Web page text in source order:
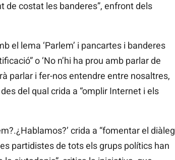
de costat les banderes”, enfront dels
el lema ‘Parlem’ i pancartes i banderes
o ‘No n’hi ha prou amb parlar de
parlar i fer-nos entendre entre nosaltres,
del qual crida a “omplir Internet i els
crida a “fomentar el diàleg
partidistes de tots els grups polítics han